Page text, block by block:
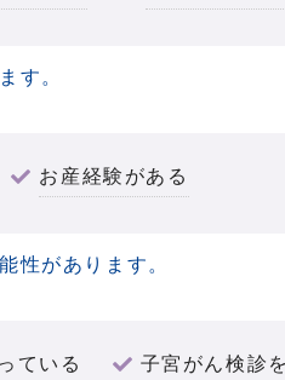
す。
お産経験がある
性があります。
ている 子宮がん検診